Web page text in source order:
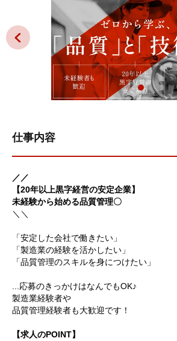
仕事内容
／／
【20年以上黒字経営の安定企業】
未経験から始める品質管理〇
＼＼
「安定した会社で働きたい」
「製造業の経験を活かしたい」
「品質管理のスキルを身につけたい」
...応募のきっかけはなんでもOK♪
製造業経験者や
品質管理経験者も大歓迎です！
【求人のPOINT】